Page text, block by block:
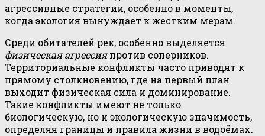
агрессивные стратегии, особенно в моменты,
когда экология вынуждает к жестким мерам.
Среди обитателей рек, особенно выделяется
физическая агрессияпротив соперников.
Территориальные конфликты часто приводят к
прямому столкновению, где на первый план
выходит физическая сила и доминирование.
Такие конфликты имеют не только
биологическую, но и экологическую значимость,
определяя границы и правила жизни в водоёмах.